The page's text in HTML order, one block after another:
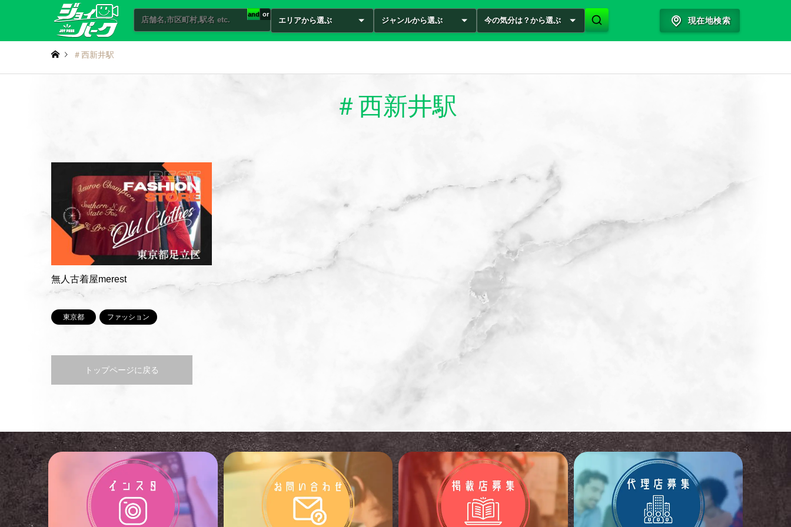
and or
エリアから選ぶ ジャンルから選ぶ 今の気分は？から選ぶ 現在地検索
＃西新井駅
＃西新井駅
無人古着屋merest
東京都 ファッション
トップページに戻る